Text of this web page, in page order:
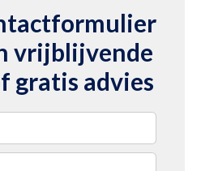
vrijblijvende
gratis advies